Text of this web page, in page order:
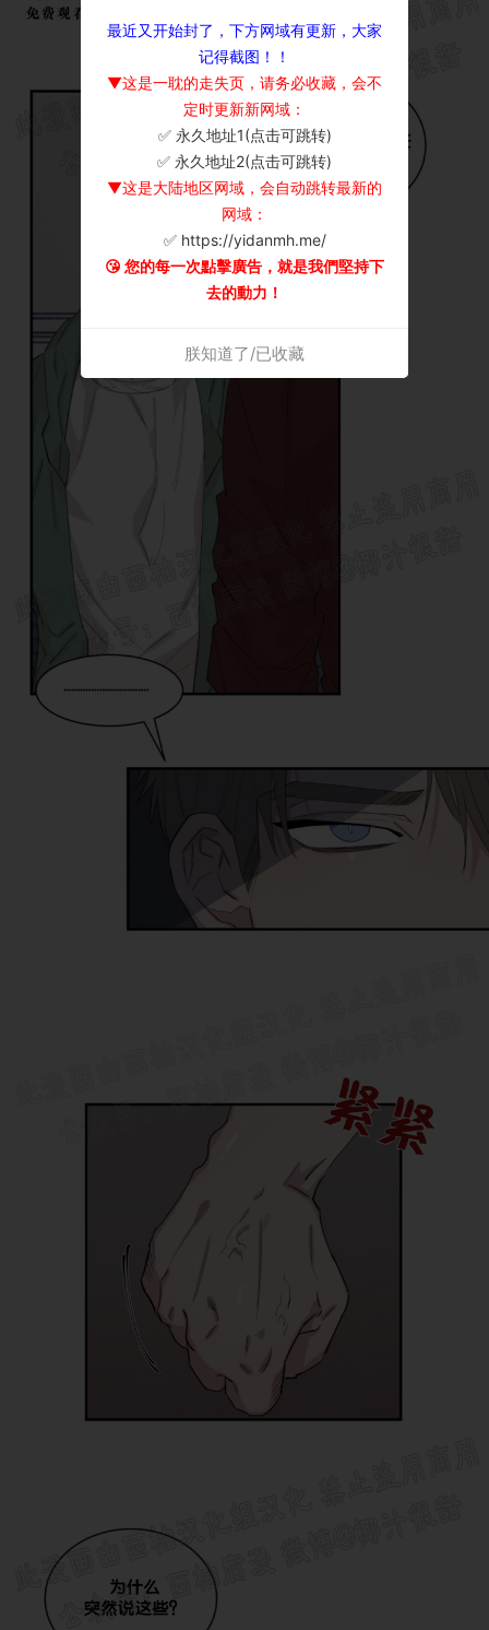
最近又开始封了，下方网域有更新，大家
记得截图！！
▼这是一耽的走失页，请务必收藏，会不
定时更新新网域：
✅ 永久地址1(点击可跳转)
✅ 永久地址2(点击可跳转)
▼这是大陆地区网域，会自动跳转最新的
网域：
✅ https://yidanmh.me/
😘 您的每一次點擊廣告，就是我們堅持下
去的動力！
朕知道了/已收藏